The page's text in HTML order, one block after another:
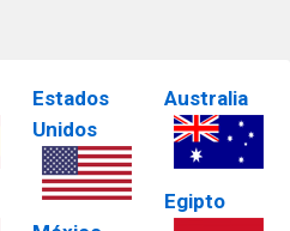
Estados
Unidos
Australia
Egipto